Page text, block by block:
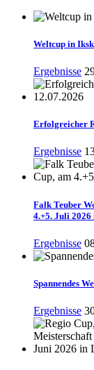
Weltcup in
Ergebnisse
Erfolgreicher
Ergebnisse
Falk Teuber
4.+5. Juli
Ergebnisse
Spannendes
Ergebnisse